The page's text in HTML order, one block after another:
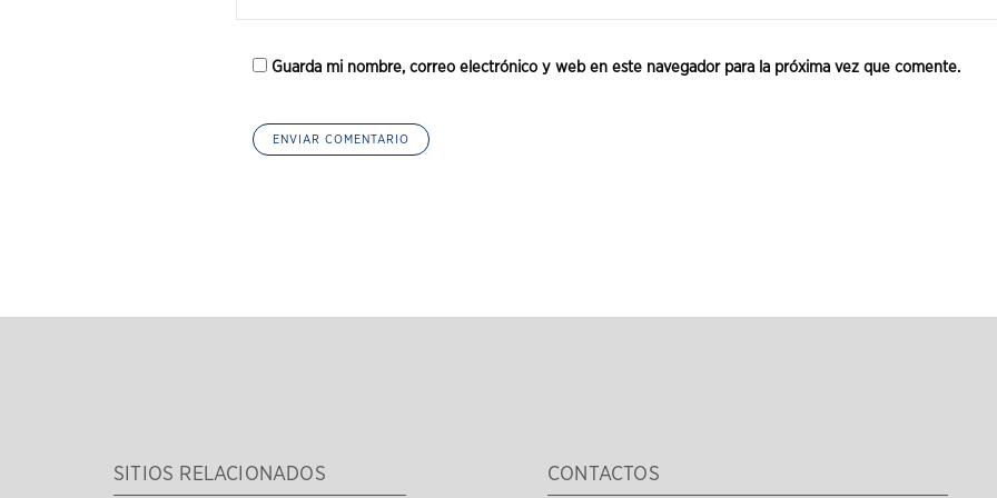
Guarda mi nombre, correo electrónico y web en este navegador para la próxima vez que comente.
SITIOS RELACIONADOS CONTACTOS